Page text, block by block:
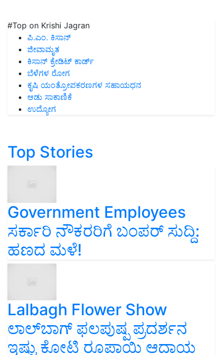
#Top on Krishi Jagran
ಪಿ.ಎಂ. ಕಿಸಾನ್
ಜೀವಾಮೃತ
ಕಿಸಾನ್ ಕ್ರೇಡಿಟ್ ಕಾರ್ಡ್
ಬೆಳೆಗಳ ರೋಗ
ಕೃಷಿ ಯಂತ್ರೋಪಕರಣಗಳ ಸಹಾಯಧನ
ಆಡು ಸಾಕಾಣಿಕೆ
ಉದ್ಯೋಗ
Top Stories
Government Employees
ಸರ್ಕಾರಿ ನೌಕರರಿಗೆ ಬಂಪರ್‌ ಸುದ್ದಿ:
ಹಣದ ಮಳೆ!
Lalbagh Flower Show
ಲಾಲ್‌ಬಾಗ್ ಫಲಪುಷ್ಪ ಪ್ರದರ್ಶನ
ಇಷ್ಟು ಕೋಟಿ ರೂಪಾಯಿ ಆದಾಯ